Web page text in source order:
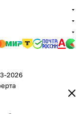
2026